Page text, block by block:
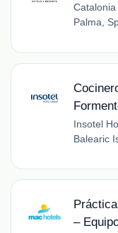
Palma,
Insotel
Balearic
–